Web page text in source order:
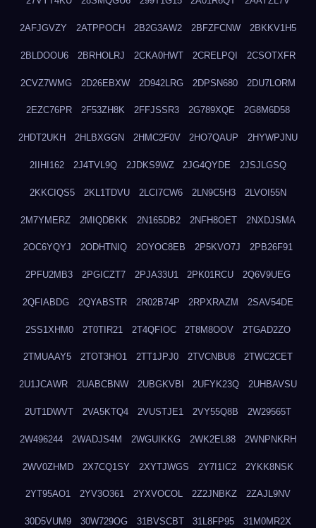
2AFJGVZY 2ATPPOCH 2B2G3AW2 2BFZFCNW 2BKKV1H5
2BLDOOU6 2BRHOLRJ 2CKA0HWT 2CRELPQI 2CSOTXFR
2CVZ7WMG 2D26EBXW 2D942LRG 2DPSN680 2DU7LORM
2EZC76PR 2F53ZH8K 2FFJSSR3 2G789XQE 2G8M6D58
2HDT2UKH 2HLBXGGN 2HMC2F0V 2HO7QAUP 2HYWPJNU
2IIHI162 2J4TVL9Q 2JDKS9WZ 2JG4QYDE 2JSJLGSQ
2KKCIQS5 2KL1TDVU 2LCI7CW6 2LN9C5H3 2LVOI55N
2M7YMERZ 2MIQDBKK 2N165DB2 2NFH8OET 2NXDJSMA
2OC6YQYJ 2ODHTNIQ 2OYOC8EB 2P5KVO7J 2PB26F91
2PFU2MB3 2PGICZT7 2PJA33U1 2PK01RCU 2Q6V9UEG
2QFIABDG 2QYABSTR 2R02B74P 2RPXRAZM 2SAV54DE
2SS1XHM0 2T0TIR21 2T4QFIOC 2T8M8OOV 2TGAD2ZO
2TMUAAY5 2TOT3HO1 2TT1JPJ0 2TVCNBU8 2TWC2CET
2U1JCAWR 2UABCBNW 2UBGKVBI 2UFYK23Q 2UHBAVSU
2UT1DWVT 2VA5KTQ4 2VUSTJE1 2VY55Q8B 2W29565T
2W496244 2WADJS4M 2WGUIKKG 2WK2EL88 2WNPNKRH
2WV0ZHMD 2X7CQ1SY 2XYTJWGS 2Y7I1IC2 2YKK8NSK
2YT95AO1 2YV3O361 2YXVOCOL 2Z2JNBKZ 2ZAJL9NV
30D5VUM9 30W729OG 31BVSCBT 31L8FP95 31M0MR2X